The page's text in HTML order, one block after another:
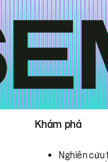
Khám phá
Nghiên cứu